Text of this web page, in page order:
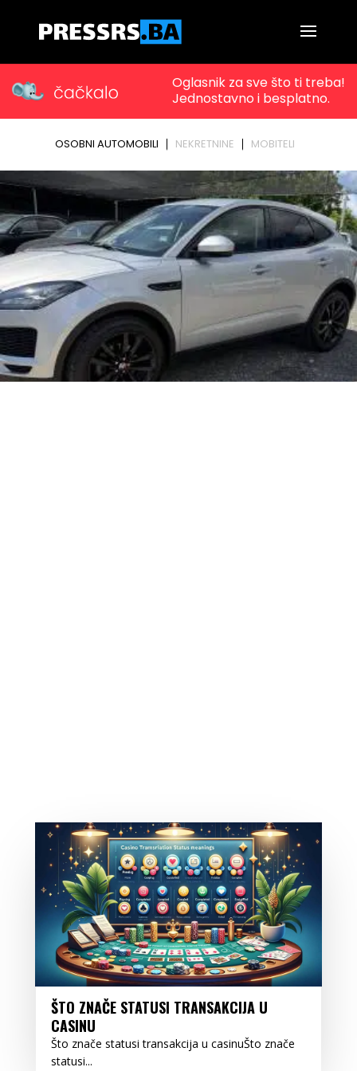
ŠTO ZNAČE STATUSI TRANSAKCIJA U
CASINU
Što znače statusi transakcija u casinuŠto znače
statusi...